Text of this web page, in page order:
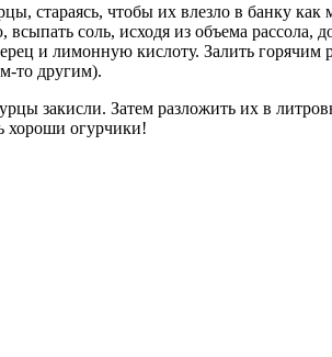
стараясь, чтобы их влезло в банку
соль, исходя из объема рассола,
и лимонную кислоту. Залить
то другим).
закисли. Затем разложить их в
хороши огурчики!